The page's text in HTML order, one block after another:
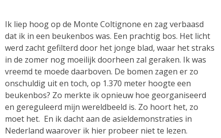
Ik liep hoog op de Monte Coltignone en zag verbaasd
dat ik in een beukenbos was. Een prachtig bos. Het licht
werd zacht gefilterd door het jonge blad, waar het straks
in de zomer nog moeilijk doorheen zal geraken. Ik was
vreemd te moede daarboven. De bomen zagen er zo
onschuldig uit en toch, op 1.370 meter hoogte een
beukenbos? Zo merkte ik opnieuw hoe georganiseerd
en gereguleerd mijn wereldbeeld is. Zo hoort het, zo
moet het. En ik dacht aan de asieldemonstraties in
Nederland waarover ik hier probeer niet te lezen.